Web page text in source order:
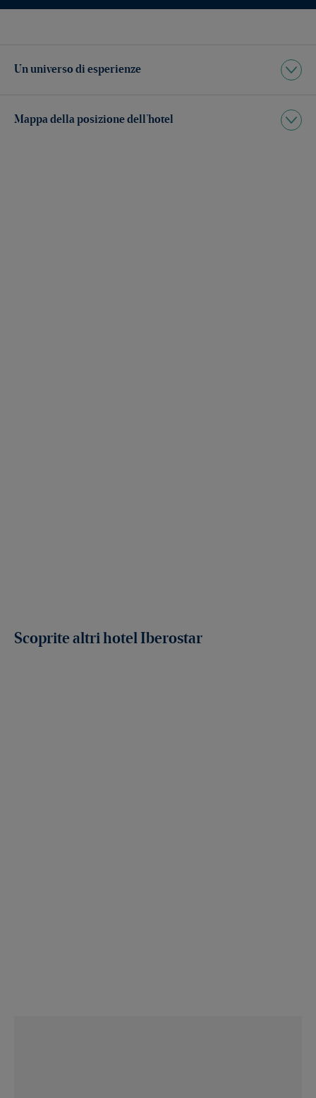
Un universo di esperienze
Mappa della posizione dell’hotel
Scoprite altri hotel Iberostar